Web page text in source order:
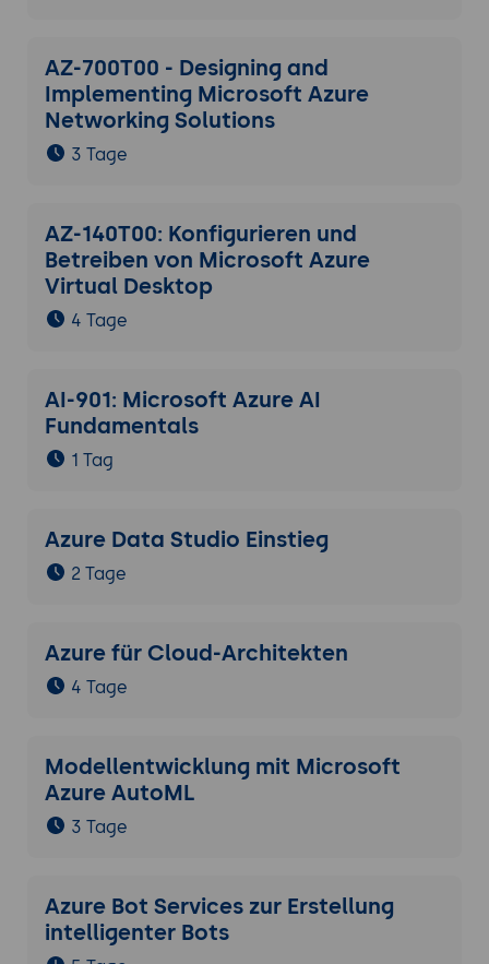
AZ-700T00 - Designing and
Implementing Microsoft Azure
Networking Solutions
3 Tage
AZ-140T00: Konfigurieren und
Betreiben von Microsoft Azure
Virtual Desktop
4 Tage
AI-901: Microsoft Azure AI
Fundamentals
1 Tag
Azure Data Studio Einstieg
2 Tage
Azure für Cloud-Architekten
4 Tage
Modellentwicklung mit Microsoft
Azure AutoML
3 Tage
Azure Bot Services zur Erstellung
intelligenter Bots